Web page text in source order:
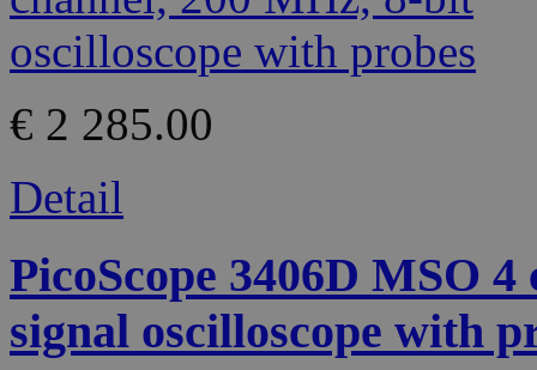
€ 2 285.00
Detail
PicoScope 3406D MSO
signal oscilloscope with